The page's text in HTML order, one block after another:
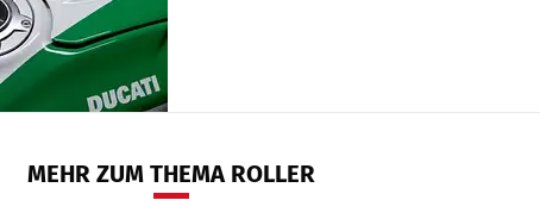
MEHR ZUM THEMA ROLLER